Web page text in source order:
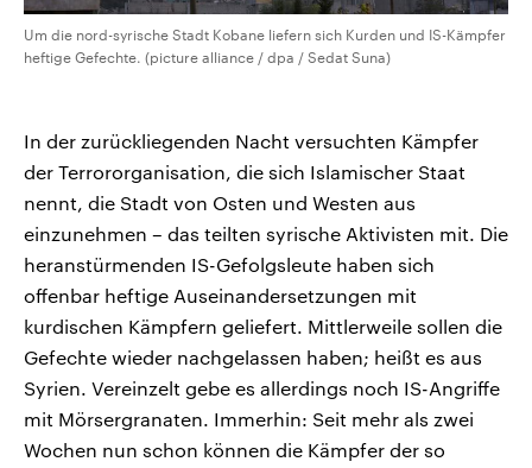
Um die nord-syrische Stadt Kobane liefern sich Kurden und IS-Kämpfer
heftige Gefechte. (picture alliance / dpa / Sedat Suna)
In der zurückliegenden Nacht versuchten Kämpfer
der Terrororganisation, die sich Islamischer Staat
nennt, die Stadt von Osten und Westen aus
einzunehmen – das teilten syrische Aktivisten mit. Die
heranstürmenden IS-Gefolgsleute haben sich
offenbar heftige Auseinandersetzungen mit
kurdischen Kämpfern geliefert. Mittlerweile sollen die
Gefechte wieder nachgelassen haben; heißt es aus
Syrien. Vereinzelt gebe es allerdings noch IS-Angriffe
mit Mörsergranaten. Immerhin: Seit mehr als zwei
Wochen nun schon können die Kämpfer der so